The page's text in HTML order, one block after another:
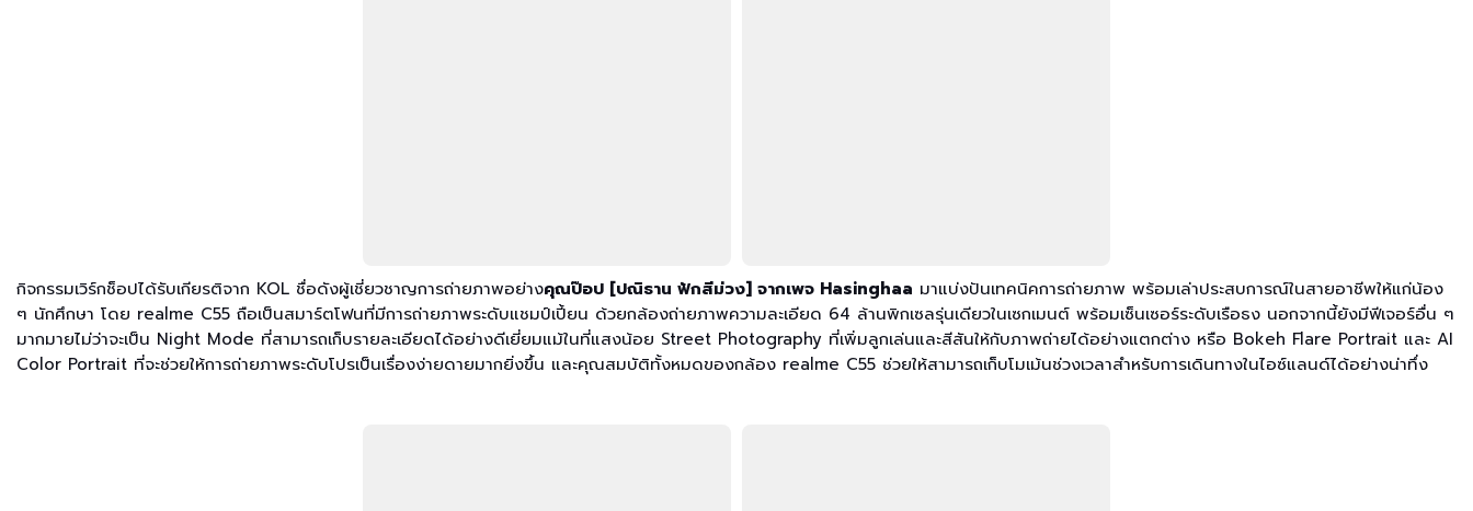
กิจกรรมเวิร์กช็อปได้รับเกียรติจาก KOL ชื่อดังผู้เชี่ยวชาญการถ่ายภาพอย่างคุณป๊อป [ปณิธาน ฟักสีม่วง] จากเพจ Hasinghaa มาแบ่งปันเทคนิคการถ่ายภาพ พร้อมเล่าประสบการณ์ในสายอาชีพให้แก่น้อง
ๆ นักศึกษา โดย realme C55 ถือเป็นสมาร์ตโฟนที่มีการถ่ายภาพระดับแชมป์เปี้ยน ด้วยกล้องถ่ายภาพความละเอียด 64 ล้านพิกเซลรุ่นเดียวในเซกเมนต์ พร้อมเซ็นเซอร์ระดับเรือธง นอกจากนี้ยังมีฟีเจอร์อื่น ๆ
มากมายไม่ว่าจะเป็น Night Mode ที่สามารถเก็บรายละเอียดได้อย่างดีเยี่ยมแม้ในที่แสงน้อย Street Photography ที่เพิ่มลูกเล่นและสีสันให้กับภาพถ่ายได้อย่างแตกต่าง หรือ Bokeh Flare Portrait และ AI
Color Portrait ที่จะช่วยให้การถ่ายภาพระดับโปรเป็นเรื่องง่ายดายมากยิ่งขึ้น และคุณสมบัติทั้งหมดของกล้อง realme C55 ช่วยให้สามารถเก็บโมเม้นช่วงเวลาสำหรับการเดินทางในไอซ์แลนด์ได้อย่างน่าทึ่ง